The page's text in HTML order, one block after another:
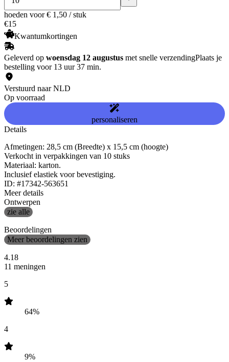
hoeden voor € 1,50 / stuk
€15
Kwantumkortingen
Geleverd op woensdag 12 augustus met snelle verzendingPlaats je
bestelling voor 13 uur 37 min.
Verstuurd naar NLD
Op voorraad
personaliseren
Details
Afmetingen: 28,5 cm (Breedte) x 15,5 cm (hoogte)
Verkocht in verpakkingen van 10 stuks
Materiaal: karton.
Inclusief elastiek voor bevestiging.
ID: #17342-563651
Meer details
Ontwerpen
zie alle
Beoordelingen
Meer beoordelingen zien
4.18
11 meningen
5
64%
4
9%